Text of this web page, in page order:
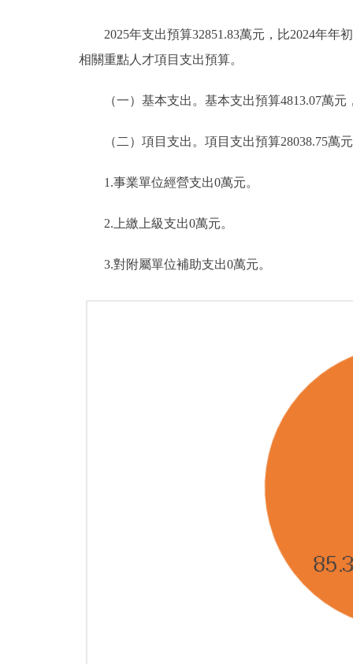
2025年支出預算32851.83萬元，比2024年年初
相關重點人才項目支出預算。
（一）基本支出。基本支出預算4813.07萬元，
（二）項目支出。項目支出預算28038.75萬元
1.事業單位經營支出0萬元。
2.上繳上級支出0萬元。
3.對附屬單位補助支出0萬元。